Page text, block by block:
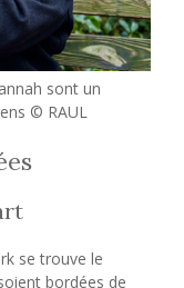
sont un
© RAUL
se trouve le
bordées de